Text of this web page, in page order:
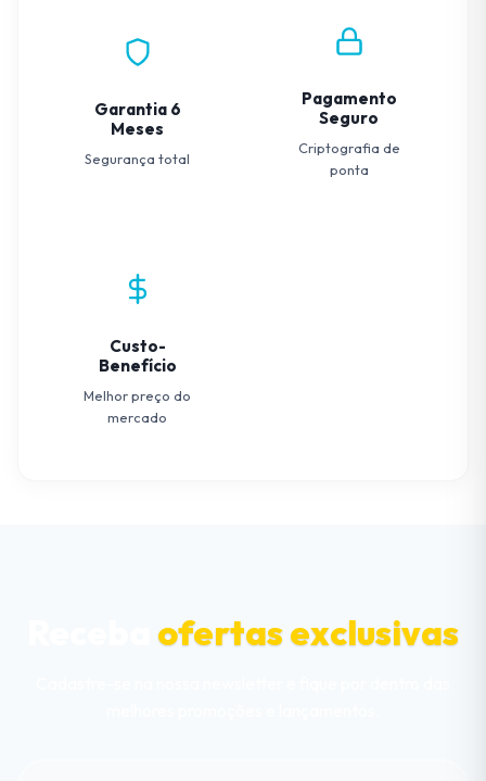
Garantia 6
Meses
Segurança total
Pagamento
Seguro
Criptografia de
ponta
Custo-
Benefício
Melhor preço do
mercado
ofertas exclusivas